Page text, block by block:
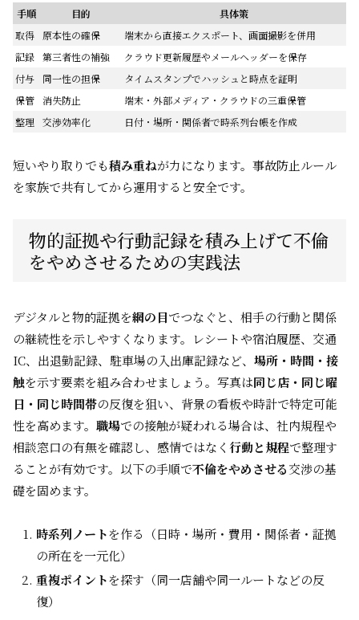
手順 目的
具体策
取得
原本性の確保
端末から直接エクスポート、画面撮影を併用
記録 第三者性の補強
クラウド更新履歴やメールヘッダーを保存
付与
同一性の担保
タイムスタンプでハッシュと時点を証明
保管
消失防止
端末・外部メディア・クラウドの三重保管
整理 交渉効率化 日付・場所・関係者で時系列台帳を作成
短いやり取りでも積み重ねが力になります。事故防止ルール
を家族で共有してから運用すると安全です。
物的証拠や行動記録を積み上げて不倫
をやめさせるための実践法
デジタルと物的証拠を網の目でつなぐと、相手の行動と関係
の継続性を示しやすくなります。レシートや宿泊履歴、交通
IC、出退勤記録、駐車場の入出庫記録など、 場所・時間・接
触を示す要素を組み合わせましょう。写真は同じ店・同じ曜
日・同じ時間帯の反復を狙い、背景の看板や時計で特定可能
性を高めます。 職場での接触が疑われる場合は、社内規程や
相談窓口の有無を確認し、感情ではなく 行動と規程で整理す
ることが有効です。以下の手順で不倫をやめさせる交渉の基
礎を固めます。
時系列ノートを作る（日時・場所・費用・関係者・証拠
の所在を一元化）
重複ポイントを探す（同一店舗や同一ルートなどの反
復）